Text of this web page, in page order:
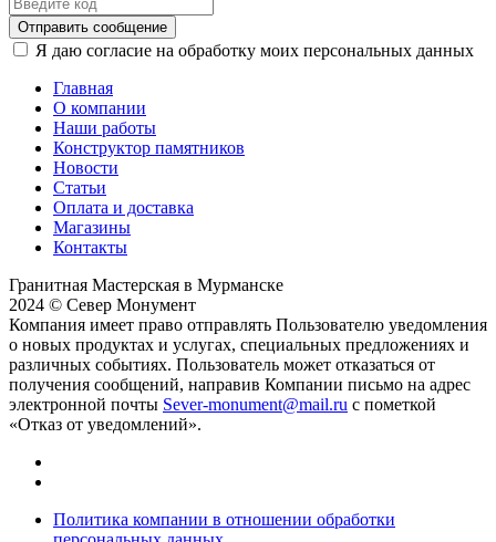
Отправить сообщение
Я даю согласие на обработку моих персональных данных
Главная
О компании
Наши работы
Конструктор памятников
Новости
Статьи
Оплата и доставка
Магазины
Контакты
Гранитная Мастерская в Мурманске
2024 © Север Монумент
Компания имеет право отправлять Пользователю уведомления
о новых продуктах и услугах, специальных предложениях и
различных событиях. Пользователь может отказаться от
получения сообщений, направив Компании письмо на адрес
электронной почты Sever-monument@mail.ru с пометкой
«Отказ от уведомлений».
Политика компании в отношении обработки